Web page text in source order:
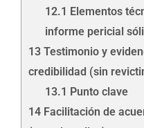
12.1 Elementos
informe pericial
13 Testimonio y
credibilidad (sin
13.1 Punto clave
14 Facilitación de